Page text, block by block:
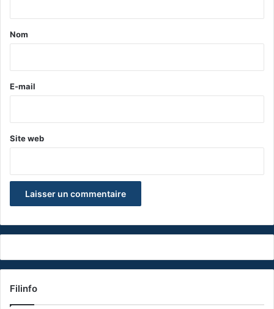
a
e
Nom
E-mail
Site web
Filinfo